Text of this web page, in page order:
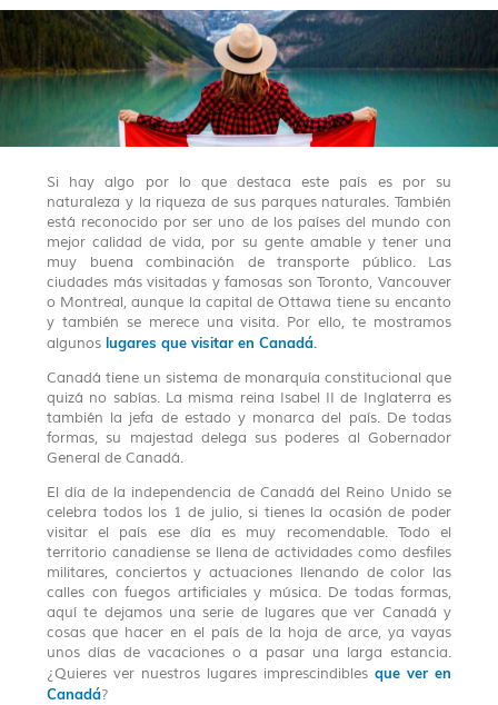
Si hay algo por lo que destaca este país es por su
naturaleza y la riqueza de sus parques naturales. También
está reconocido por ser uno de los países del mundo con
mejor calidad de vida, por su gente amable y tener una
muy buena combinación de transporte público. Las
ciudades más visitadas y famosas son Toronto, Vancouver
o Montreal, aunque la capital de Ottawa tiene su encanto
y también se merece una visita. Por ello, te mostramos
algunos lugares que visitar en Canadá.
Canadá tiene un sistema de monarquía constitucional que
quizá no sabías. La misma reina Isabel II de Inglaterra es
también la jefa de estado y monarca del país. De todas
formas, su majestad delega sus poderes al Gobernador
General de Canadá.
El día de la independencia de Canadá del Reino Unido se
celebra todos los 1 de julio, si tienes la ocasión de poder
visitar el país ese día es muy recomendable. Todo el
territorio canadiense se llena de actividades como desfiles
militares, conciertos y actuaciones llenando de color las
calles con fuegos artificiales y música. De todas formas,
aquí te dejamos una serie de lugares que ver Canadá y
cosas que hacer en el país de la hoja de arce, ya vayas
unos días de vacaciones o a pasar una larga estancia.
¿Quieres ver nuestros lugares imprescindibles que ver en
Canadá?